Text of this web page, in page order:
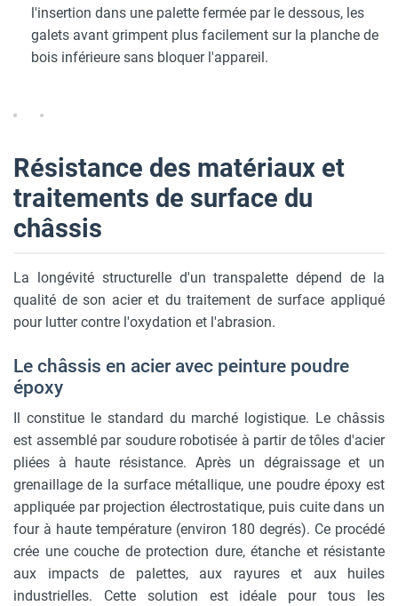
l'insertion dans une palette fermée par le dessous, les
galets avant grimpent plus facilement sur la planche de
bois inférieure sans bloquer l'appareil.
Résistance des matériaux et
traitements de surface du
châssis
La longévité structurelle d'un transpalette dépend de la
qualité de son acier et du traitement de surface appliqué
pour lutter contre l'oxydation et l'abrasion.
Le châssis en acier avec peinture poudre
époxy
Il constitue le standard du marché logistique. Le châssis
est assemblé par soudure robotisée à partir de tôles d'acier
pliées à haute résistance. Après un dégraissage et un
grenaillage de la surface métallique, une poudre époxy est
appliquée par projection électrostatique, puis cuite dans un
four à haute température (environ 180 degrés). Ce procédé
crée une couche de protection dure, étanche et résistante
aux impacts de palettes, aux rayures et aux huiles
industrielles. Cette solution est idéale pour tous les